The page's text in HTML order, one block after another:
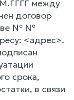
между
договор
№ №
<адрес>.
срока,
в связи